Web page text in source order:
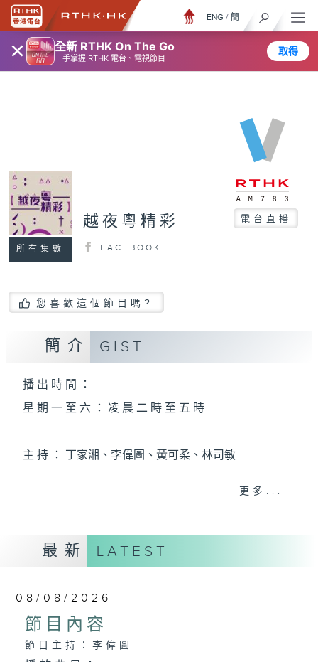
× 全新 RTHK On The Go
一手掌握 RTHK 電台、電視節目
取得
ENG / 簡
所有集數
越夜粵精彩 電台直播
FACEBOOK
您喜歡這個節目嗎?
簡介 GIST
播 出 時 間 ：
星 期 一 至 六 ： 凌 晨 二 時 至 五 時
主 持 ： 丁家湘、李偉圖、黃可柔、林司敏
務求令每一個晚上越夜「粤」精彩。
更多...
最新 LATEST
08/08/2026
節目內容
節目主持：李偉圖